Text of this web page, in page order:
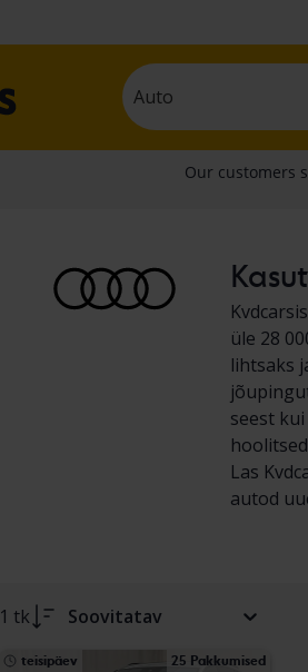
Auto
üle 28
lihtsaks
seest
Las
autod
1 tk Soovitatav
teisipäev 25 Pakkumised